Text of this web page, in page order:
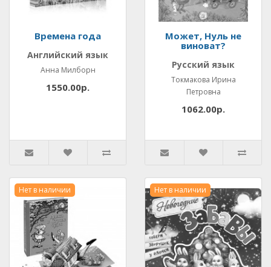
Времена года
Английский язык
Анна Милборн
1550.00р.
Может, Нуль не
виноват?
Русский язык
Токмакова Ирина
Петровна
1062.00р.
Нет в наличии Нет в наличии